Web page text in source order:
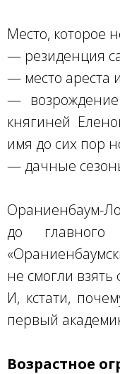
Место, которое
— резиденция
— место ареста
—
княгиней
имя до сих пор
— дачные
до
не смогли
И, кстати,
первый
Возрастное